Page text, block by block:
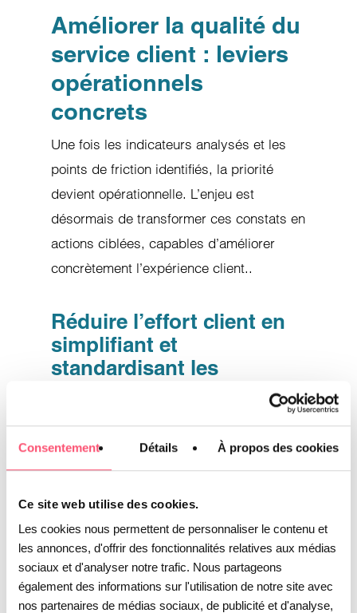
Consentement Détails À propos des cookies
Ce site web utilise des cookies.
Les cookies nous permettent de personnaliser le contenu et
les annonces, d'offrir des fonctionnalités relatives aux médias
sociaux et d'analyser notre trafic. Nous partageons
également des informations sur l'utilisation de notre site avec
nos partenaires de médias sociaux, de publicité et d'analyse,
Améliorer la qualité du
service client : leviers
opérationnels
concrets
Une fois les indicateurs analysés et les
points de friction identifiés, la priorité
devient opérationnelle. L’enjeu est
désormais de transformer ces constats en
actions ciblées, capables d’améliorer
concrètement l’expérience client..
Réduire l’effort client en
simplifiant et
standardisant les
taux important de réitération des
demandes signalent souvent des
parcours trop complexes et un manque
de standardisation interne. Dans ce
contexte, la simplification et la
standardisation constituent les premiers
leviers d’amélioration.